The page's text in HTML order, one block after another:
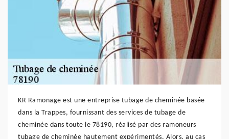
KR Ramonage est une entreprise tubage de cheminée basée
dans la Trappes, fournissant des services de tubage de
cheminée dans toute le 78190, réalisé par des ramoneurs
tubage de cheminée hautement expérimentés. Alors, au cas